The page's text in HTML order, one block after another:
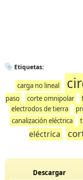
Etiquetas:
carga no lineal
paso
corte omnipolar
electrodos de tierra
canalización eléctrica
eléctrica
Descargar